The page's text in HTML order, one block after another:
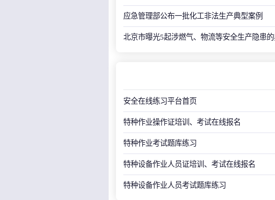
应急管理部公布一批化工非法生产典型案例
北京市曝光5起涉燃气、物流等安全生产隐患的
安全在线练习平台首页
特种作业操作证培训、考试在线报名
特种作业考试题库练习
特种设备作业人员证培训、考试在线报名
特种设备作业人员考试题库练习